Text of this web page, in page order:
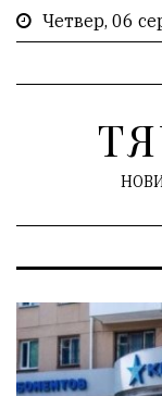
Четвер, 06